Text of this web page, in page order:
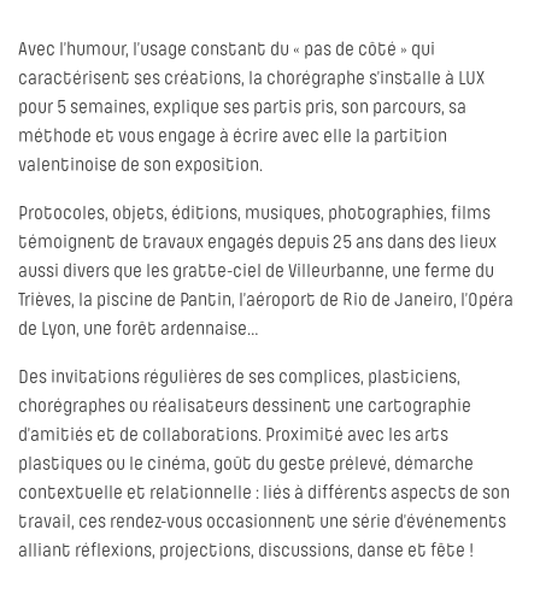
Avec l’humour, l’usage constant du « pas de côté » qui
caractérisent ses créations, la chorégraphe s’installe à LUX
pour 5 semaines, explique ses partis pris, son parcours, sa
méthode et vous engage à écrire avec elle la partition
valentinoise de son exposition.
Protocoles, objets, éditions, musiques, photographies, films
témoignent de travaux engagés depuis 25 ans dans des lieux
aussi divers que les gratte-ciel de Villeurbanne, une ferme du
Trièves, la piscine de Pantin, l’aéroport de Rio de Janeiro, l’Opéra
de Lyon, une forêt ardennaise…
Des invitations régulières de ses complices, plasticiens,
chorégraphes ou réalisateurs dessinent une cartographie
d’amitiés et de collaborations. Proximité avec les arts
plastiques ou le cinéma, goût du geste prélevé, démarche
contextuelle et relationnelle : liés à différents aspects de son
travail, ces rendez-vous occasionnent une série d’événements
alliant réflexions, projections, discussions, danse et fête !